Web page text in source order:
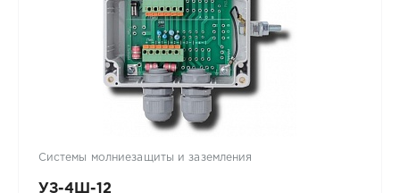
Системы молниезащиты и заземления
УЗ-4Ш-12